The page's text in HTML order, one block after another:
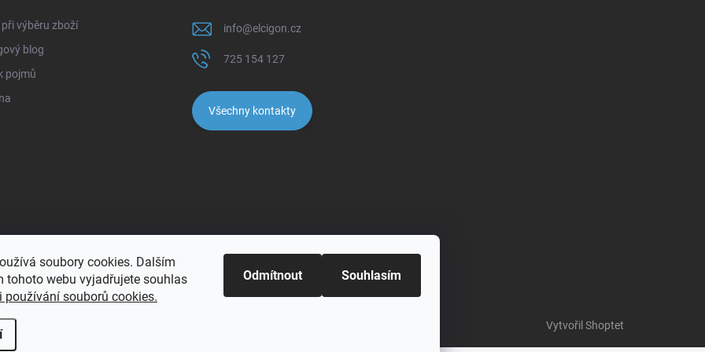
soubory cookies. Dalším
tohoto webu vyjadřujete souhlas
používání souborů cookies.
Odmítnout Souhlasím
při výběru zboží
blog
pojmů
info@elcigon.cz
725 154 127
Všechny kontakty
Vytvořil Shoptet